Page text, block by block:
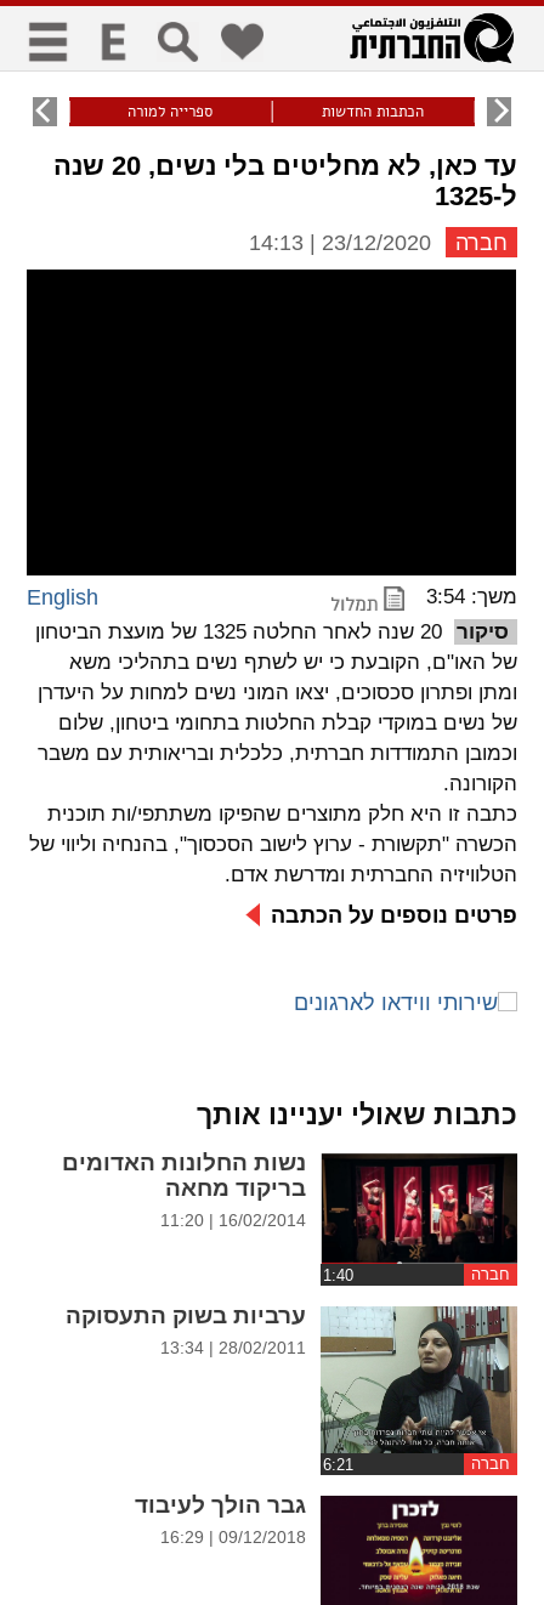
כללי
visibility_off
ביטול הבהובים
keyboard
title
זום
ניגודיות צבעים
brightness_high
brightness_low
קישורים
format_underlined
cached
הכתבות החדשות ספרייה למורה עוני
עד כאן, לא מחליטים בלי נשים, 20 שנה
ל-1325
חברה 23/12/2020 | 14:13
משך: 3:54 English
סיקור
20 שנה לאחר החלטה 1325 של מועצת הביטחון
של האו"ם, הקובעת כי יש לשתף נשים בתהליכי משא
ומתן ופתרון סכסוכים, יצאו המוני נשים למחות על היעדרן
של נשים במוקדי קבלת החלטות בתחומי ביטחון, שלום
וכמובן התמודדות חברתית, כלכלית ובריאותית עם משבר
הקורונה.
כתבה זו היא חלק מתוצרים שהפיקו משתתפי/ות תוכנית
הכשרה "תקשורת - ערוץ לישוב הסכסוך", בהנחיה וליווי של
הטלוויזיה החברתית ומדרשת אדם.
פרטים נוספים על הכתבה
כתבות שאולי יעניינו אותך
חברה
נשות החלונות האדומים
בריקוד מחאה
16/02/2014 | 11:20
חברה
ערביות בשוק התעסוקה
28/02/2011 | 13:34
גבר הולך לעיבוד
09/12/2018 | 16:29